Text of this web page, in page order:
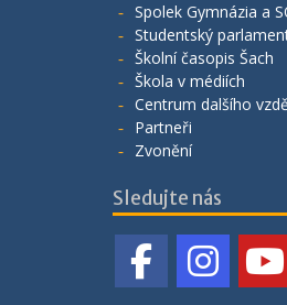
Spolek Gymnázia a
Studentský
Školní časopis Šach
Škola v médiích
Centrum dalšího
Partneři
Zvonění
Sledujte nás